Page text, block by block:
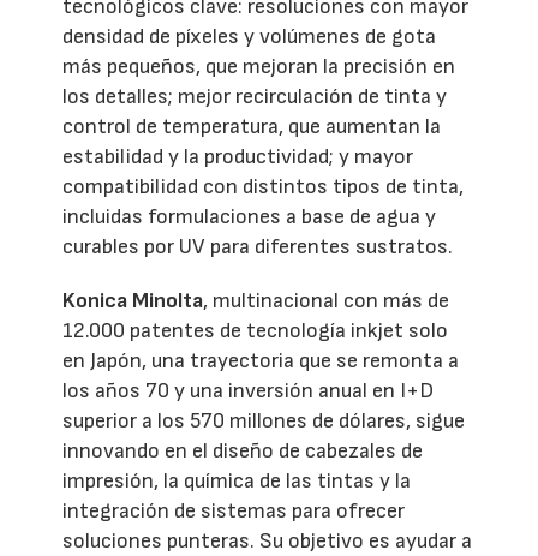
tecnológicos clave: resoluciones con mayor
densidad de píxeles y volúmenes de gota
más pequeños, que mejoran la precisión en
los detalles; mejor recirculación de tinta y
control de temperatura, que aumentan la
estabilidad y la productividad; y mayor
compatibilidad con distintos tipos de tinta,
incluidas formulaciones a base de agua y
curables por UV para diferentes sustratos.
Konica Minolta, multinacional con más de
12.000 patentes de tecnología inkjet solo
en Japón, una trayectoria que se remonta a
los años 70 y una inversión anual en I+D
superior a los 570 millones de dólares, sigue
innovando en el diseño de cabezales de
impresión, la química de las tintas y la
integración de sistemas para ofrecer
soluciones punteras. Su objetivo es ayudar a